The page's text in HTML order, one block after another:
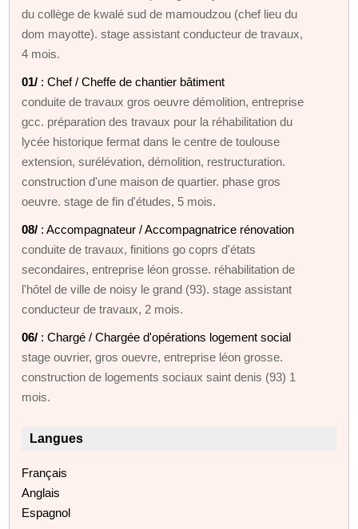
du collège de kwalé sud de mamoudzou (chef lieu du
dom mayotte). stage assistant conducteur de travaux,
4 mois.
01/ : Chef / Cheffe de chantier bâtiment
conduite de travaux gros oeuvre démolition, entreprise
gcc. préparation des travaux pour la réhabilitation du
lycée historique fermat dans le centre de toulouse
extension, surélévation, démolition, restructuration.
construction d'une maison de quartier. phase gros
oeuvre. stage de fin d'études, 5 mois.
08/ : Accompagnateur / Accompagnatrice rénovation
conduite de travaux, finitions go coprs d'états
secondaires, entreprise léon grosse. réhabilitation de
l'hôtel de ville de noisy le grand (93). stage assistant
conducteur de travaux, 2 mois.
06/ : Chargé / Chargée d'opérations logement social
stage ouvrier, gros ouevre, entreprise léon grosse.
construction de logements sociaux saint denis (93) 1
mois.
Langues
Français
Anglais
Espagnol